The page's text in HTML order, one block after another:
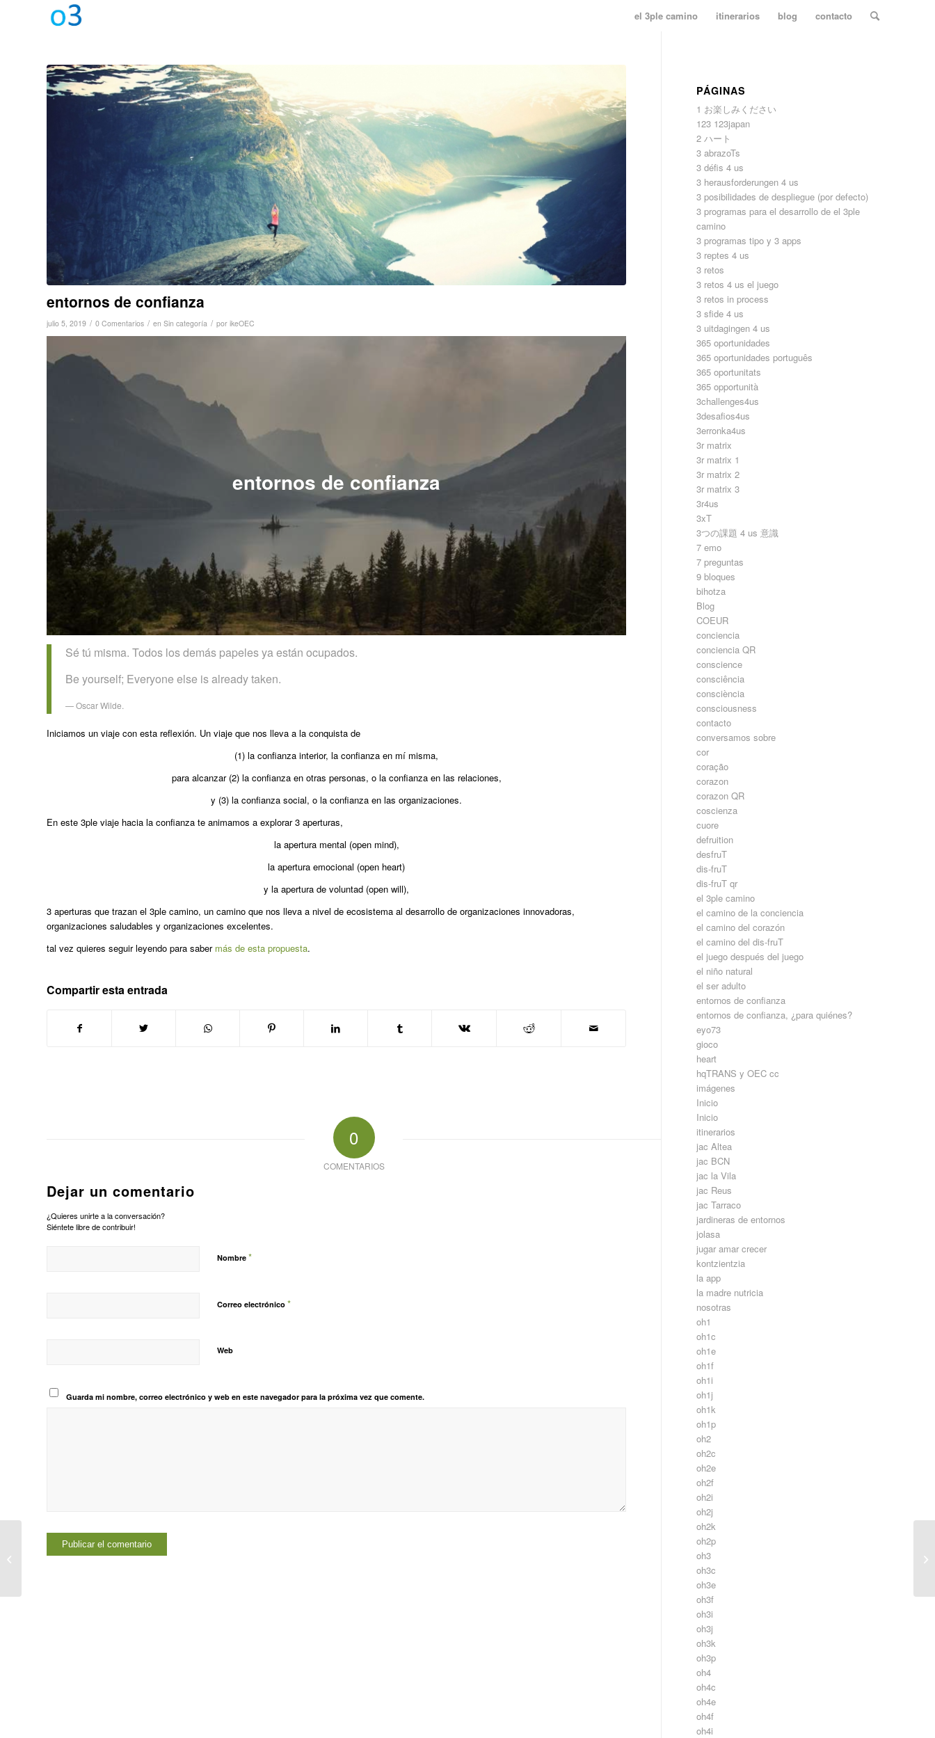
el 3ple camino itinerarios blog contacto
entornos de confianza
julio 5, 2019 / 0 Comentarios / en Sin categoría / por ikeOEC
entornos de confianza
Sé tú misma. Todos los demás papeles ya están ocupados.
Be yourself; Everyone else is already taken.
— Oscar Wilde.
Iniciamos un viaje con esta reflexión. Un viaje que nos lleva a la conquista de
(1) la confianza interior, la confianza en mí misma,
para alcanzar (2) la confianza en otras personas, o la confianza en las relaciones,
y (3) la confianza social, o la confianza en las organizaciones.
En este 3ple viaje hacia la confianza te animamos a explorar 3 aperturas,
la apertura mental (open mind),
la apertura emocional (open heart)
y la apertura de voluntad (open will),
3 aperturas que trazan el 3ple camino, un camino que nos lleva a nivel de ecosistema al desarrollo de organizaciones innovadoras,
organizaciones saludables y organizaciones excelentes.
tal vez quieres seguir leyendo para saber más de esta propuesta.
Compartir esta entrada
0
COMENTARIOS
Dejar un comentario
¿Quieres unirte a la conversación?
Siéntete libre de contribuir!
Nombre *
Correo electrónico *
Web
Guarda mi nombre, correo electrónico y web en este navegador para la próxima vez que comente.
PÁGINAS
1 お楽しみください
123 123japan
2 ハート
3 abrazoTs
3 défis 4 us
3 herausforderungen 4 us
3 posibilidades de despliegue (por defecto)
3 programas para el desarrollo de el 3ple
camino
3 programas tipo y 3 apps
3 reptes 4 us
3 retos
3 retos 4 us el juego
3 retos in process
3 sfide 4 us
3 uitdagingen 4 us
365 oportunidades
365 oportunidades português
365 oportunitats
365 opportunità
3challenges4us
3desafios4us
3erronka4us
3r matrix
3r matrix 1
3r matrix 2
3r matrix 3
3r4us
3xT
3つの課題 4 us 意識
7 emo
7 preguntas
9 bloques
bihotza
Blog
COEUR
conciencia
conciencia QR
conscience
consciência
consciència
consciousness
contacto
conversamos sobre
cor
coração
corazon
corazon QR
coscienza
cuore
defruition
desfruT
dis-fruT
dis-fruT qr
el 3ple camino
el camino de la conciencia
el camino del corazón
el camino del dis-fruT
el juego después del juego
el niño natural
el ser adulto
entornos de confianza
entornos de confianza, ¿para quiénes?
eyo73
gioco
heart
hqTRANS y OEC cc
imágenes
Inicio
Inicio
itinerarios
jac Altea
jac BCN
jac la Vila
jac Reus
jac Tarraco
jardineras de entornos
jolasa
jugar amar crecer
kontzientzia
la app
la madre nutricia
nosotras
oh1
oh1c
oh1e
oh1f
oh1i
oh1j
oh1k
oh1p
oh2
oh2c
oh2e
oh2f
oh2i
oh2j
oh2k
oh2p
oh3
oh3c
oh3e
oh3f
oh3i
oh3j
oh3k
oh3p
oh4
oh4c
oh4e
oh4f
oh4i
hola (yo soy)